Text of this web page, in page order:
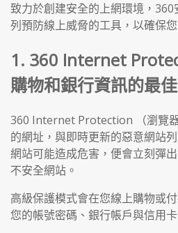
致力於創建安全的上網環境，
列預防線上威脅的工具，以確保
1. 360 Internet
購物和銀行資訊的最
360 Internet Protection （瀏覽
的網址，與即時更新的惡意網站
網站可能造成危害，便會立刻彈
不安全網站。
高級保護模式會在您線上購物或
您的帳號密碼、銀行帳戶與信用